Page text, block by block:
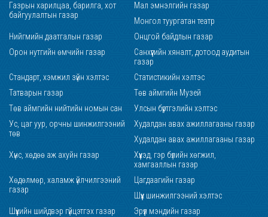
Газрын харилцаа, барилга, хот
байгуулалтын газар
Мал эмнэлгийн газар
Монгол туургатан театр
Нийгмийн даатгалын газар
Онцгой байдлын газар
Орон нутгийн өмчийн газар
Санхүүгийн хяналт, дотоод аудитын
газар
Стандарт, хэмжил зүйн хэлтэс
Статистикийн хэлтэс
Татварын газар
Төв аймгийн Музей
Төв аймгийн нийтийн номын сан
Улсын бүртгэлийн хэлтэс
Ус, цаг уур, орчны шинжилгээний
төв
Худалдан авах ажиллагааны газар
Худалдан авах ажиллагааны газар
Хүнс, хөдөө аж ахуйн газар
Хүүхэд, гэр бүлийн хөгжил,
хамгааллын газар
Хөдөлмөр, халамж үйлчилгээний
газар
Цагдаагийн газар
Шүүх шинжилгээний хэлтэс
Шүүхийн шийдвэр гүйцэтгэх газар
Эрүүл мэндийн газар